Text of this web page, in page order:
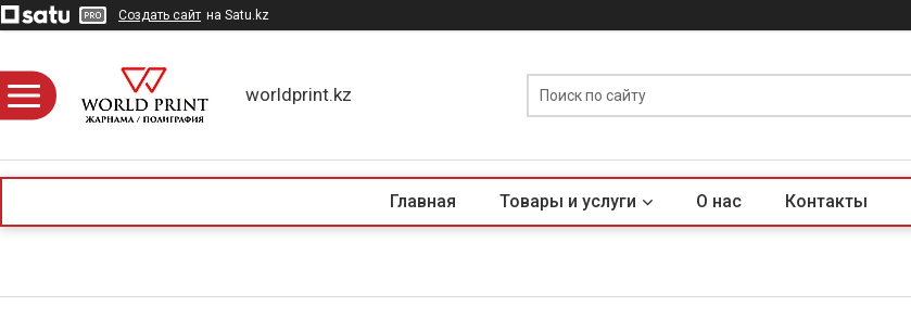
Создать сайт на Satu.kz
worldprint.kz
Главная Товары и услуги О нас Контакты